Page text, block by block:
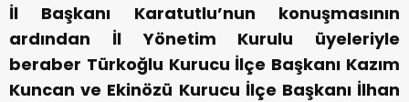
İl Başkanı Karatutlu’nun konuşmasının
ardından İl Yönetim Kurulu üyeleriyle
beraber Türkoğlu Kurucu İlçe Başkanı Kazım
Kuncan ve Ekinözü Kurucu İlçe Başkanı İlhan